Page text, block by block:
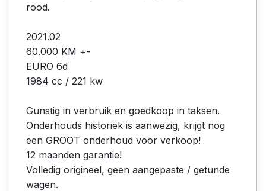
rood.
2021.02
60.000 KM +-
EURO 6d
1984 cc / 221 kw
Gunstig in verbruik en goedkoop in taksen.
Onderhouds historiek is aanwezig, krijgt nog
een GROOT onderhoud voor verkoop!
12 maanden garantie!
Volledig origineel, geen aangepaste / getunde
wagen.